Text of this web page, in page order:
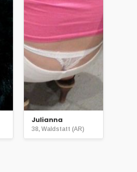
Julianna
38, Waldstatt (AR)